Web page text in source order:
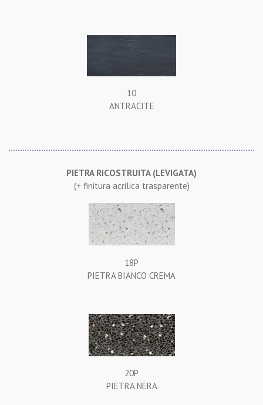
10
ANTRACITE
PIETRA RICOSTRUITA (LEVIGATA)
(+ finitura acrilica trasparente)
18P
PIETRA BIANCO CREMA
20P
PIETRA NERA